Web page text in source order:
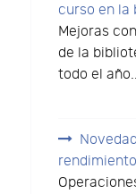
curso en la
Mejoras
de la
todo el
rendimiento